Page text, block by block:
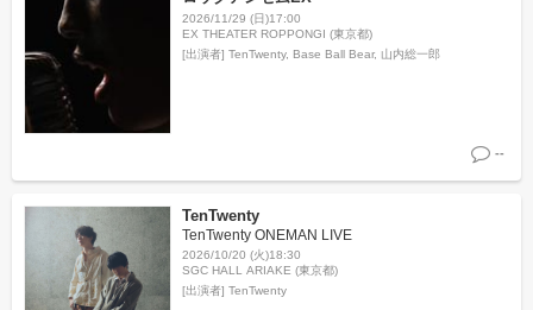
2026/11/29 (日)17:00
EX THEATER ROPPONGI (東京都)
[出演者] TenTwenty, Base Ball Bear, 山内総一郎
--
TenTwenty
TenTwenty ONEMAN LIVE
2026/10/20 (火)18:30
SGC HALL ARIAKE (東京都)
[出演者] TenTwenty